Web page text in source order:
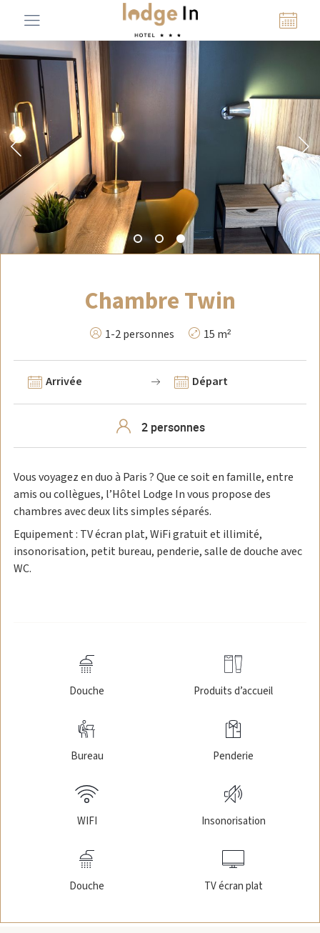
Chambre Twin
1-2 personnes 15 m²
Arrivée Départ
Vous voyagez en duo à Paris ? Que ce soit en famille, entre
amis ou collègues, l’Hôtel Lodge In vous propose des
chambres avec deux lits simples séparés.
Equipement : TV écran plat, WiFi gratuit et illimité,
insonorisation, petit bureau, penderie, salle de douche avec
WC.
Douche TV écran plat
WIFI Insonorisation
Bureau Penderie
Douche Produits d’accueil